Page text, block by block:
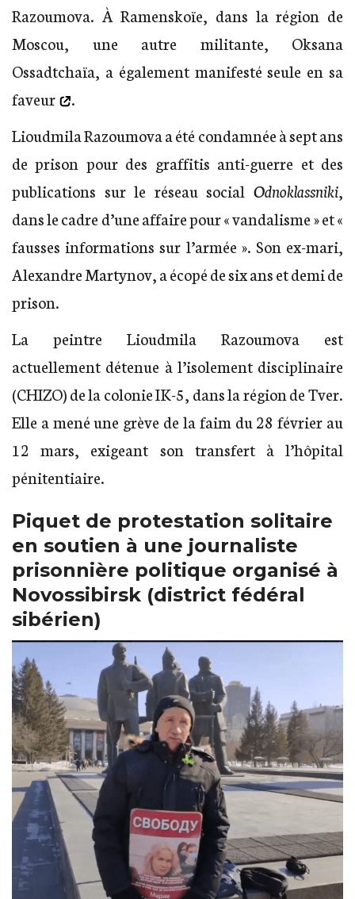
Razoumova. À Ramenskoïe, dans la région de
Moscou, une autre militante, Oksana
Ossadtchaïa, a également manifestéseule en sa
faveur
.
Lioudmila Razoumova a été condamnée à sept ans
de prison pour des graffitis anti-guerre et des
publications sur le réseau social Odnoklassniki,
dans le cadre d’une affaire pour « vandalisme » et «
fausses informations sur l’armée ». Son ex-mari,
Alexandre Martynov, a écopé de six ans et demi de
prison.
La peintre Lioudmila Razoumova est
actuellement détenue à l’isolement disciplinaire
(CHIZO) de la colonie IK-5, dans la région de Tver.
Elle a mené une grève de la faim du 28 février au
12 mars, exigeant son transfert à l’hôpital
pénitentiaire.
Piquet de protestation solitaire
en soutien à une journaliste
prisonnière politique organisé à
Novossibirsk (district fédéral
sibérien)